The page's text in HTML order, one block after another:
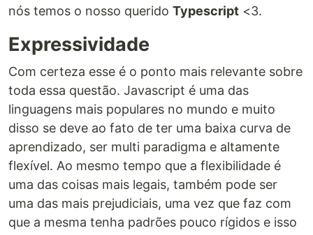
nós temos o nosso querido Typescript <3.
Expressividade
Com certeza esse é o ponto mais relevante sobre
toda essa questão. Javascript é uma das
linguagens mais populares no mundo e muito
disso se deve ao fato de ter uma baixa curva de
aprendizado, ser multi paradigma e altamente
flexível. Ao mesmo tempo que a flexibilidade é
uma das coisas mais legais, também pode ser
uma das mais prejudiciais, uma vez que faz com
que a mesma tenha padrões pouco rígidos e isso